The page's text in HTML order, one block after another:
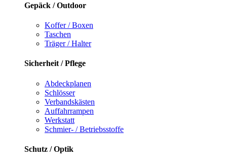
Gepäck / Outdoor
Koffer / Boxen
Taschen
Träger / Halter
Sicherheit / Pflege
Abdeckplanen
Schlösser
Verbandskästen
Auffahrrampen
Werkstatt
Schmier- / Betriebsstoffe
Schutz / Optik